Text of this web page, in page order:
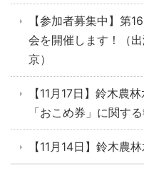
【参加者募集中】第
会を開催します！（
京）
【11月17日】鈴木農
「おこめ券」に関す
【11月14日】鈴木農